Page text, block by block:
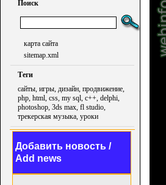
Поиск
карта сайта
sitemap.xml
Теги
сайты, игры, дизайн, продвижение,
php, html, css, my sql, c++, delphi,
photoshop, 3ds max, fl studio,
трекерская музыка, уроки
Добавить новость /
Add news